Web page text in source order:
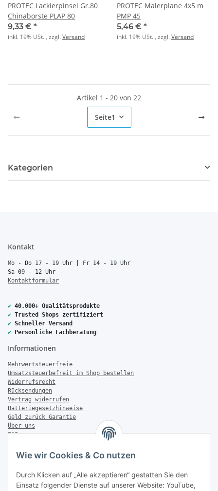
Wie wir Cookies & Co nutzen
Durch Klicken auf „Alle akzeptieren“ gestatten Sie den
Einsatz folgender Dienste auf unserer Website: YouTube,
PROTEC Lackierpinsel Gr.80
Chinaborste PLAP 80
9,33 € *
inkl. 19% USt. , zzgl.Versand
PROTEC Malerplane 4x5 m
PMP 45
5,46 € *
inkl. 19% USt. , zzgl.Versand
Artikel 1 - 20 von 22
Seite1
Kategorien
Kontakt
Mo - Do 17 - 19 Uhr | Fr 14 - 19 Uhr
Sa 09 - 12 Uhr
Kontaktformular
✔ 40.000+ Qualitätsprodukte
✔ Trusted Shops zertifiziert
✔ Schneller Versand
✔ Persönliche Fachberatung
Informationen
Mehrwertsteuerfreie
Umsatzsteuerbefreit im Shop bestellen
Widerrufsrecht
Rücksendungen
Vertrag widerrufen
Batteriegesetzhinweise
Geld zurück Garantie
Über uns
FAQ
Zahlung & Versand